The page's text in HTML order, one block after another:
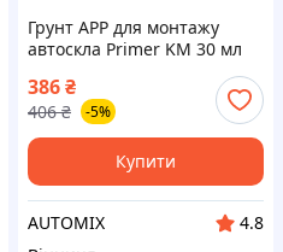
Грунт APP для монтажу
автоскла Primer KM 30 мл
386₴
406 ₴ -5%
Купити
AUTOMIX
4.8